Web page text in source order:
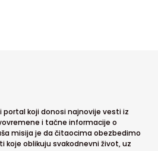
portal koji donosi najnovije vesti iz
i tačne informacije o
misija je da čitaocima obezbedimo
koje oblikuju svakodnevni život, uz